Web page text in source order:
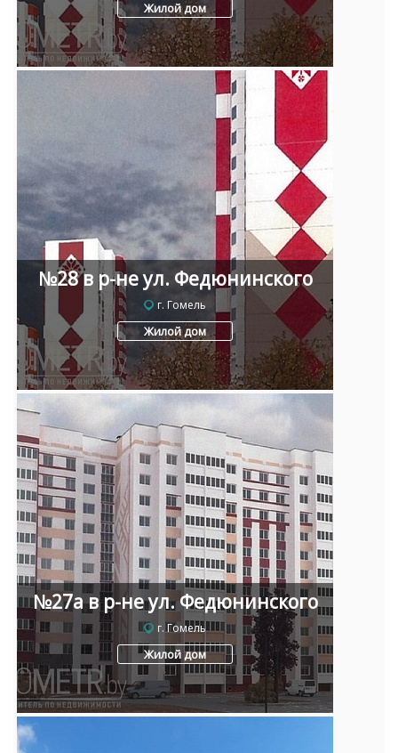
Жилой дом
№28 в р-не ул. Федюнинского
г. Гомель
Жилой дом
№27а в р-не ул. Федюнинского
г. Гомель
Жилой дом